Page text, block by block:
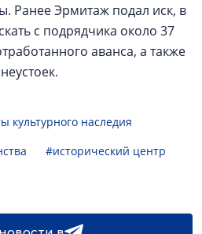
Ранее Эрмитаж подал иск, в
с подрядчика около 37
аванса, а также
культурного наследия
#исторический центр